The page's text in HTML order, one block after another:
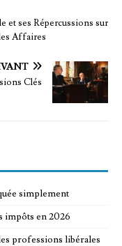
et ses Répercussions sur
Affaires
Clés
simplement
impôts en 2026
professions libérales